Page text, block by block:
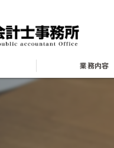
業務内容